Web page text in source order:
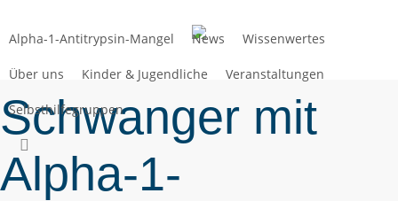
Hauptinhalt
Alpha-1-Antitrypsin-Mangel News Wissenwertes
Über uns Kinder & Jugendliche Veranstaltungen
Selbsthilfegruppen
Schwanger mit
Alpha-1-